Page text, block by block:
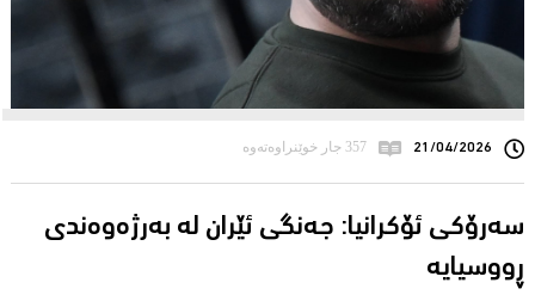
21/04/2026 357 جار خوێنراوەتەوە
سه‌رۆكی ئۆكرانیا: جه‌نگی ئێران له‌ به‌رژه‌وه‌ندی